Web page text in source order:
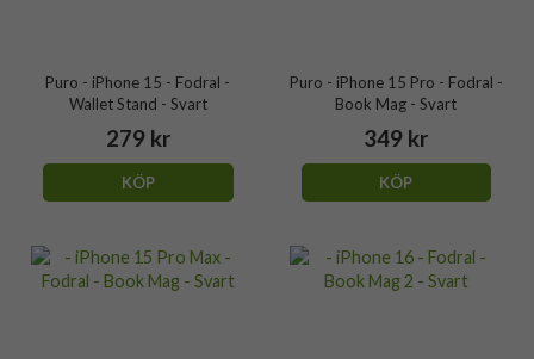
Puro - iPhone 15 - Fodral -
Wallet Stand - Svart
279 kr
KÖP
Puro - iPhone 15 Pro - Fodral -
Book Mag - Svart
349 kr
KÖP